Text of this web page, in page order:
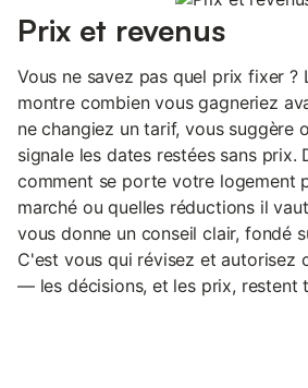
Prix et revenus
Vous ne savez pas quel prix fixer ?
montre combien vous gagneriez
ne changiez un tarif, vous suggère
signale les dates restées sans prix.
comment se porte votre logement
marché ou quelles réductions il
vous donne un conseil clair, fondé
C'est vous qui révisez et autorisez
— les décisions, et les prix, restent